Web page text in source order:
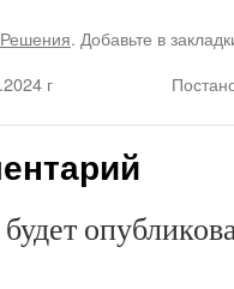
Решения. Добавьте в
г